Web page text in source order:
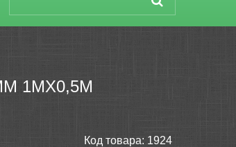
1МХ0,5М
Код товара: 1924